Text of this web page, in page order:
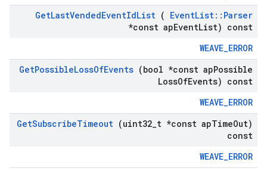
GetLastVendedEventIdList ( EventList:: Parser
*const apEventList) const
WEAVE_ERROR
GetPossibleLossOfEvents (bool *const apPossible
LossOfEvents) const
WEAVE_ERROR
GetSubscribeTimeout (uint32 t *const apTimeOut)
const
WEAVE_ERROR